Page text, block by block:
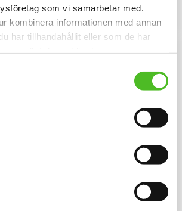
som vi samarbetar med.
kombinera informationen med annan
har tillhandahållit eller som de har
Lägg till i favoriter Lägg
Luvtröja med ett Kelpiemotiv